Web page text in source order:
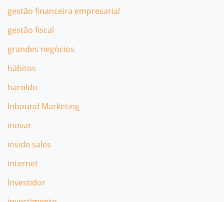
gestão financeira empresarial
gestão fiscal
grandes negócios
hábitos
haroldo
Inbound Marketing
inovar
inside sales
internet
Investidor